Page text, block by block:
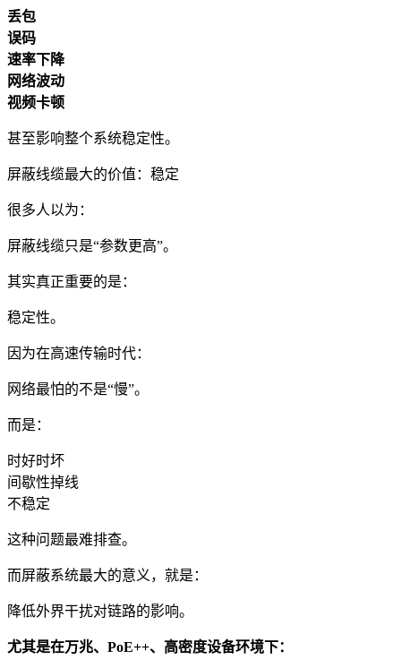
丢包
误码
速率下降
网络波动
视频卡顿
甚至影响整个系统稳定性。
屏蔽线缆最大的价值：稳定
很多人以为：
屏蔽线缆只是“参数更高”。
其实真正重要的是：
稳定性。
因为在高速传输时代：
网络最怕的不是“慢”。
而是：
时好时坏
间歇性掉线
不稳定
这种问题最难排查。
而屏蔽系统最大的意义，就是：
降低外界干扰对链路的影响。
尤其是在万兆、PoE++、高密度设备环境下：